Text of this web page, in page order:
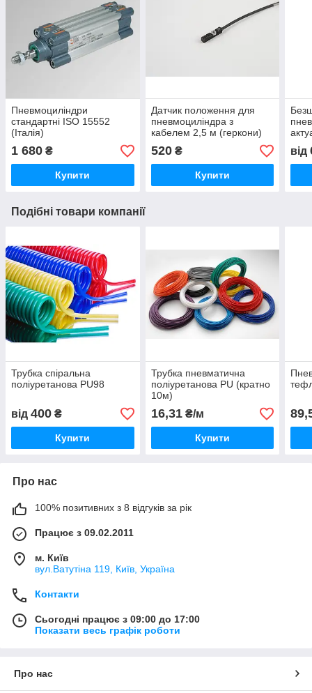
Пневмоциліндри
стандартні ISO 15552
(Італія)
1 680 ₴
Купити
Датчик положення для
пневмоциліндра з
кабелем 2,5 м (геркони)
Італія
520₴
Купити
від
Подібні товари компанії
Трубка спіральна
поліуретанова PU98
від 400 ₴
Купити
Трубка пневматична
поліуретанова PU (кратно
10м)
16,31₴/м
Купити
Про нас
100% позитивних з 8 відгуків за рік
Працює з 09.02.2011
м. Київ
вул.Ватутіна 119, Київ, Україна
Контакти
Сьогодні працює з 09:00 до 17:00
Показати весь графік роботи
Про нас